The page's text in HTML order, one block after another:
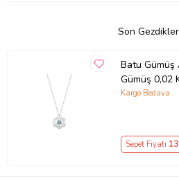
Son
Batu Gümüş
Gümüş 0,02
Yıldızlı Gece
Kargo Bedava
Sepet Fiyatı